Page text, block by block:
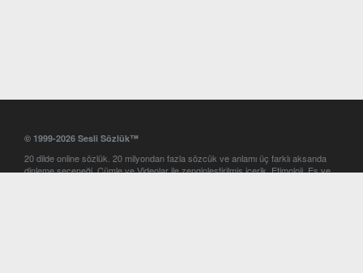
© 1999-2026 Sesli Sözlük™
20 dilde online sözlük. 20 milyondan fazla sözcük ve anlamı üç farklı aksanda
dinleme seçeneği. Cümle ve Videolar ile zenginleştirilmiş içerik. Etimoloji, Eş ve